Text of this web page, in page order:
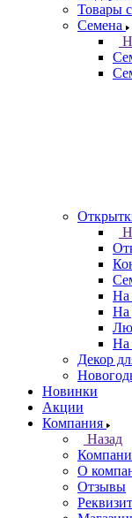
Товары
Семена
На
На
На
Декор
Новинки
Акции
Компания
Назад
О
Отзывы